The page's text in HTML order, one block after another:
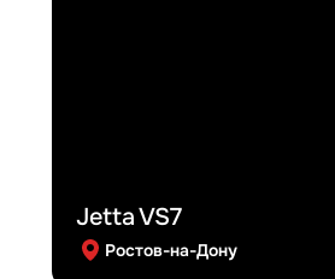
Jetta VS7
Ростов-на-Дону